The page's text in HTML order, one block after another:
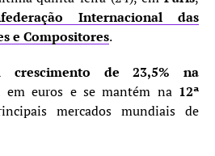
Internacional das
e Compositores.
crescimento de 23,5% na
em euros e se mantém na 12ª
mercados mundiais de